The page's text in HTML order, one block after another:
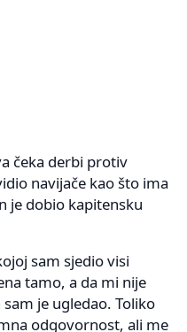
čeka derbi protiv
navijače kao što ima
je dobio kapitensku
sam sjedio visi
tamo, a da mi nije
je ugledao. Toliko
odgovornost, ali me